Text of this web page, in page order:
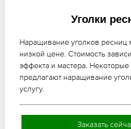
Уголки
Наращивание уголков ресниц
низкой цене. Стоимость
эффекта и мастера.
предлагают наращивание
услугу.
Заказать